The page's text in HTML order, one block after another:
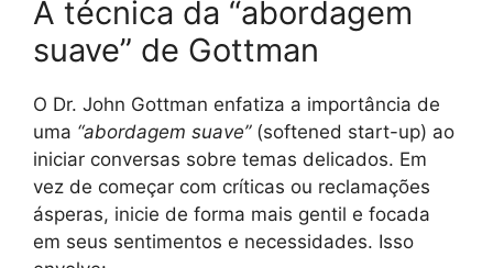
A técnica da “abordagem
suave” de Gottman
O Dr. John Gottman enfatiza a importância de
uma “abordagem suave”(softened start-up) ao
iniciar conversas sobre temas delicados. Em
vez de começar com críticas ou reclamações
ásperas, inicie de forma mais gentil e focada
em seus sentimentos e necessidades. Isso